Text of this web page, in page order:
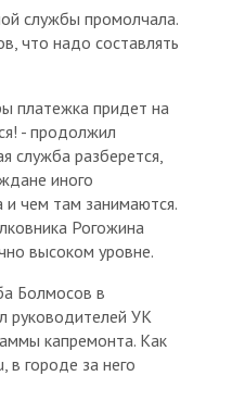
службы промолчала.
что надо составлять
платежка придет на
- продолжил
служба разберется,
иного
и чем там занимаются.
Рогожина
высоком уровне.
Болмосов в
руководителей УК
капремонта. Как
в городе за него